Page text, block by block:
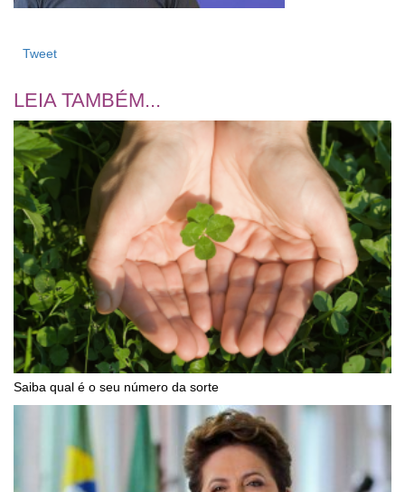
Tweet
LEIA TAMBÉM...
Saiba qual é o seu número da sorte